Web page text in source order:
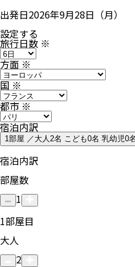
出発日2026年9月28日（月）
設定する
旅行日数 ※
方面※
国※
都市※
宿泊内訳
1部屋 ／大人2名 こども0名 乳幼児0名
宿泊内訳
部屋数
1
1部屋目
大人
2